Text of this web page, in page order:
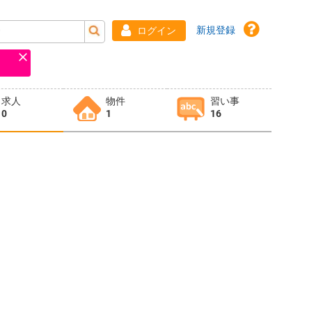
ログイン 新規登録
求人
0
物件
1
習い事
16